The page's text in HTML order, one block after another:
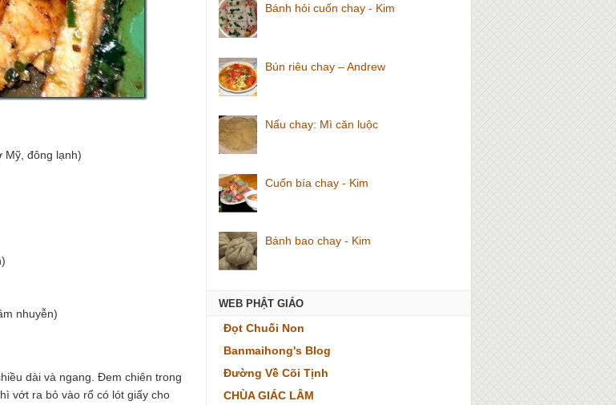
Mỹ, đông lạnh)
nhuyễn)
dài và ngang. Đem chiên trong
vớt ra bỏ vào rổ có lót giấy cho
Bánh hỏi cuốn chay - Kim
Bún riêu chay – Andrew
Nấu chay: Mì căn luộc
Cuốn bía chay - Kim
Bánh bao chay - Kim
WEB PHẬT GIÁO
Đọt Chuối Non
Banmaihong's Blog
Đường Về Cõi Tịnh
CHÙA GIÁC LÂM